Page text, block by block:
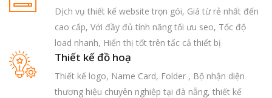
Dịch vụ thiết kế website trọn gói, Giá từ rẻ nhất đến
cao cấp, Với đầy đủ tính năng tối ưu seo, Tốc độ
load nhanh, Hiển thị tốt trên tấc cả thiết bị
Thiết kế đồ hoạ
Thiết kế logo, Name Card, Folder , Bộ nhận diện
thương hiệu chuyên nghiệp tại đà nẵng, thiết kế